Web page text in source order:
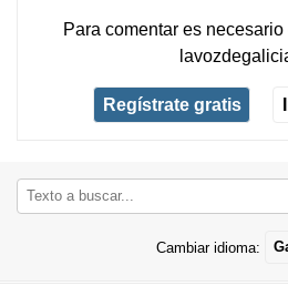
Para comentar es necesario
Regístrate gratis
Cambiar idioma: